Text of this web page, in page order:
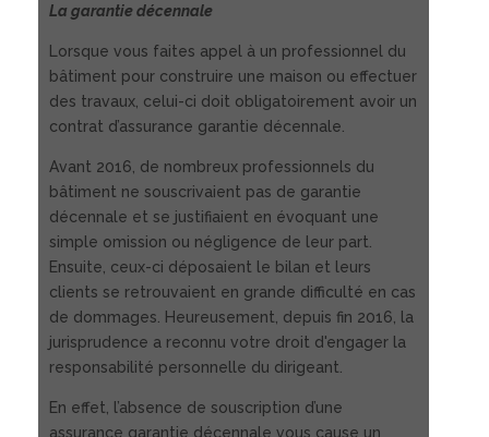
La garantie décennale
Lorsque vous faites appel à un professionnel du
bâtiment pour construire une maison ou effectuer
des travaux, celui-ci doit obligatoirement avoir un
contrat d’assurance garantie décennale.
Avant 2016, de nombreux professionnels du
bâtiment ne souscrivaient pas de garantie
décennale et se justifiaient en évoquant une
simple omission ou négligence de leur part.
Ensuite, ceux-ci déposaient le bilan et leurs
clients se retrouvaient en grande difficulté en cas
de dommages. Heureusement, depuis fin 2016, la
jurisprudence a reconnu votre droit d'engager la
responsabilité personnelle du dirigeant.
En effet, l’absence de souscription d’une
assurance garantie décennale vous cause un